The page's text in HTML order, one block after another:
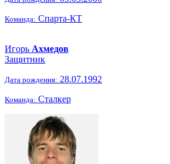
Команда: Спарта-КТ
Игорь Ахмедов
Защитник
Дата рождения: 28.07.1992
Команда: Сталкер